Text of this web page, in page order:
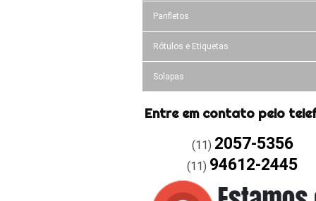
Panfletos
Rótulos e Etiquetas
Solapas
Entre em contato pelo
(11) 2057-5356
(11) 94612-2445